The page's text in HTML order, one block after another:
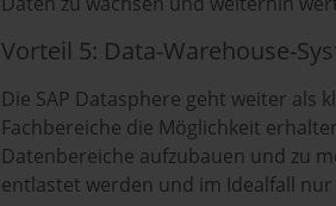
Vorteil 5: Data-Warehouse-
Die SAP Datasphere geht weiter als
Fachbereiche die Möglichkeit
Datenbereiche aufzubauen und zu
entlastet werden und im Idealfall